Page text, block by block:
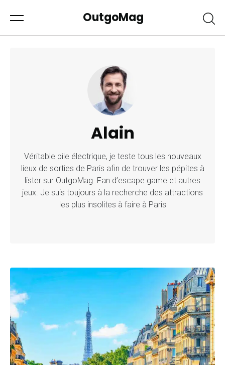
OutgoMag
Alain
Véritable pile électrique, je teste tous les nouveaux
lieux de sorties de Paris afin de trouver les pépites à
lister sur OutgoMag. Fan d’escape game et autres
jeux. Je suis toujours à la recherche des attractions
les plus insolites à faire à Paris